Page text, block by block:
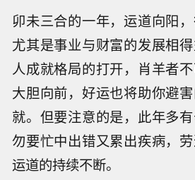
卯未三合的一年，运道向阳，
尤其是事业与财富的发展相
人成就格局的打开，肖羊者
大胆向前，好运也将助你避
就。但要注意的是，此年多
勿要忙中出错又累出疾病，
运道的持续不断。